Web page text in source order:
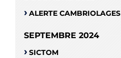
ALERTE CAMBRIOLAGES
SEPTEMBRE 2024
SICTOM